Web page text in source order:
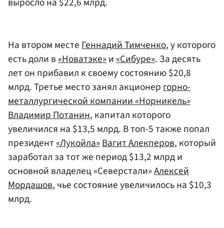
На втором местеГеннадий Тимченко, у которого
есть доли в«Новатэке»и«Сибуре». За десять
лет он прибавил к своему состоянию $20,8
млрд. Третье место занял акционергорно-
металлургической компании «Норникель»
Владимир Потанин, капитал которого
увеличился на $13,5 млрд. В топ-5 также попал
президент«Лукойла»Вагит Алекперов, который
заработал за тот же период $13,2 млрд и
основной владелец «Северстали»Алексей
Мордашов, чье состояние увеличилось на $10,3
млрд.